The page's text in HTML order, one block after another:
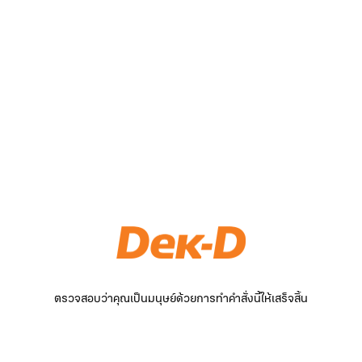
ตรวจสอบว่าคุณเป็นมนุษย์ด้วยการทำคำสั่งนี้ให้เสร็จสิ้น